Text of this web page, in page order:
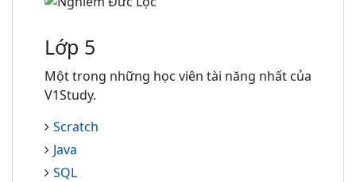
Lớp 5
Một trong những học viên tài năng nhất của
V1Study.
Scratch
Java
SQL